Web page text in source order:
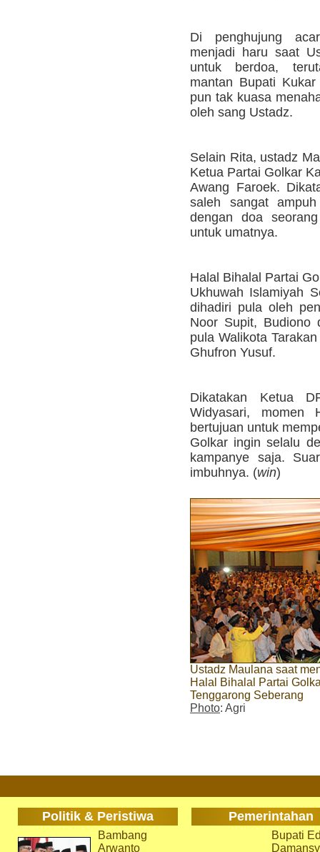
Di penghujung
menjadi haru saat
untuk berdoa,
mantan Bupati
pun tak kuasa
oleh sang Ustadz.
Selain Rita, ustadz
Ketua Partai Golkar
Awang Faroek.
saleh sangat
dengan doa
untuk umatnya.
Halal Bihalal Partai
Ukhuwah Islamiyah
dihadiri pula oleh
Noor Supit, Budiono
pula Walikota
Ghufron Yusuf.
Dikatakan Ketua
Widyasari, momen
bertujuan untuk
Golkar ingin selalu
kampanye saja.
imbuhnya. (win)
Ustadz Maulana saat
Halal Bihalal Partai
Tenggarong Seberang
Photo: Agri
Politik & Peristiwa Pemerintahan
Bambang
Arwanto
Bupati